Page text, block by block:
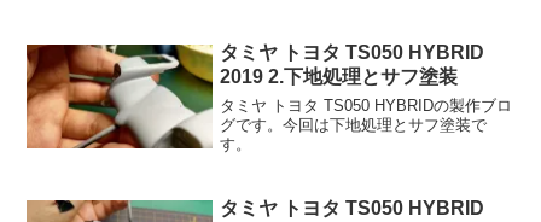
タミヤ トヨタ TS050 HYBRID
2019 2.下地処理とサフ塗装
タミヤ トヨタ TS050 HYBRIDの製作ブロ
グです。今回は下地処理とサフ塗装で
す。
タミヤ トヨタ TS050 HYBRID